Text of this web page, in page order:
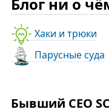
Хаки и трюки
Парусные суда
Бывший CEO